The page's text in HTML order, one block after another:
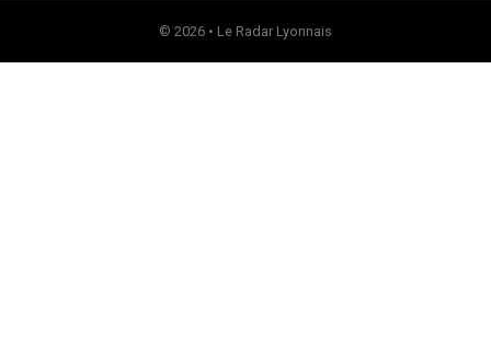
© 2026 • Le Radar Lyonnais